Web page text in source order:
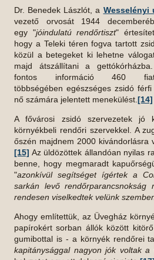
Dr. Benedek Lászlót, a Wesselényi
vezető orvosát 1944
egy "jóindulatú rendőrtiszt"
hogy a Teleki téren fogva tartott
közül a betegeket ki lehetne
majd átszállítani a
fontos információ 460
többségében egészséges zsidó
nő számára jelentett menekülést. [14]
A fővárosi zsidó szervezetek jó
környékbeli rendőri szervekkel. A
őszén majdnem 2000 kivándorlásra
[15] Az üldözöttek állandóan nyilas
benne, hogy megmaradt
"azonkívül segítséget ígértek a
sarkán levő rendőrparancsnokság
rendesen viselkedtek velünk
Ahogy említettük, az Üvegház
papírokért sorban állók között
gumibottal is - a környék rendőrei
kapitánysággal nagyon jók voltak a